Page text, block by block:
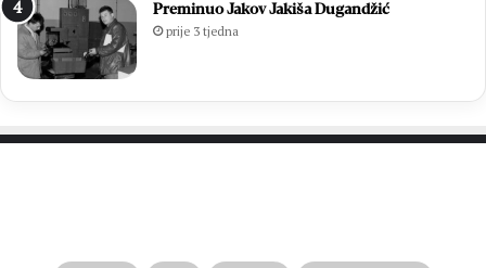
Preminuo Jakov Jakiša Dugandžić
prije 3 tjedna